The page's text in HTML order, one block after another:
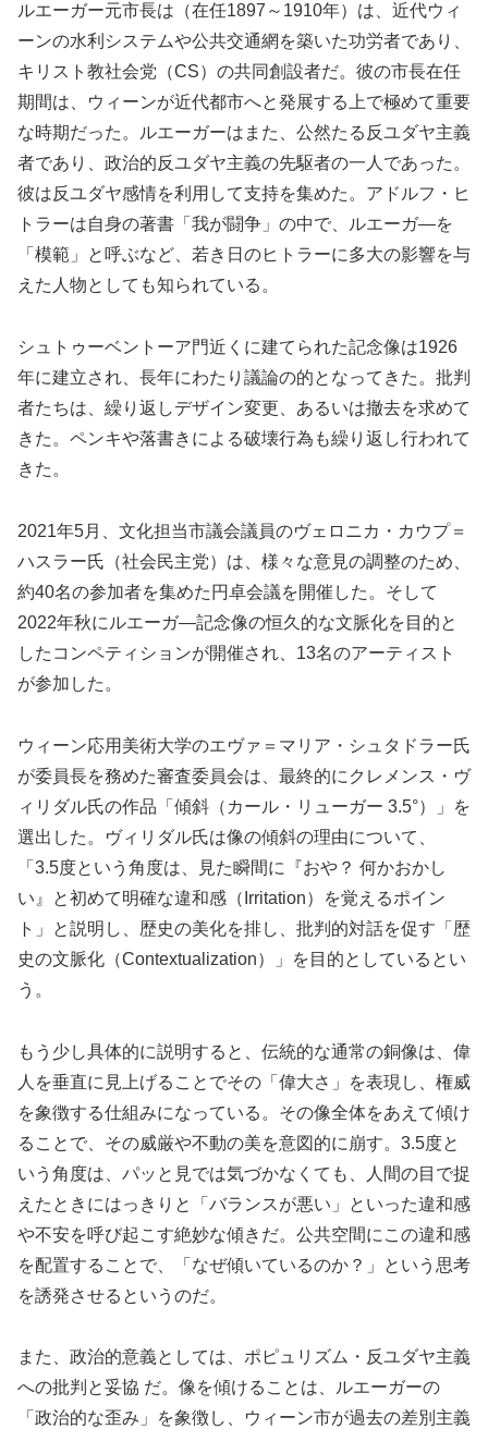
ルエーガー元市長は（在任1897～1910年）は、近代ウィ
ーンの水利システムや公共交通網を築いた功労者であり、
キリスト教社会党（CS）の共同創設者だ。彼の市長在任
期間は、ウィーンが近代都市へと発展する上で極めて重要
な時期だった。ルエーガーはまた、公然たる反ユダヤ主義
者であり、政治的反ユダヤ主義の先駆者の一人であった。
彼は反ユダヤ感情を利用して支持を集めた。アドルフ・ヒ
トラーは自身の著書「我が闘争」の中で、ルエーガ―を
「模範」と呼ぶなど、若き日のヒトラーに多大の影響を与
えた人物としても知られている。
シュトゥーベントーア門近くに建てられた記念像は1926
年に建立され、長年にわたり議論の的となってきた。批判
者たちは、繰り返しデザイン変更、あるいは撤去を求めて
きた。ペンキや落書きによる破壊行為も繰り返し行われて
きた。
2021年5月、文化担当市議会議員のヴェロニカ・カウプ＝
ハスラー氏（社会民主党）は、様々な意見の調整のため、
約40名の参加者を集めた円卓会議を開催した。そして
2022年秋にルエーガ―記念像の恒久的な文脈化を目的と
したコンペティションが開催され、13名のアーティスト
が参加した。
ウィーン応用美術大学のエヴァ＝マリア・シュタドラー氏
が委員長を務めた審査委員会は、最終的にクレメンス・ヴ
ィリダル氏の作品「傾斜（カール・リューガー 3.5°）」を
選出した。ヴィリダル氏は像の傾斜の理由について、
「3.5度という角度は、見た瞬間に『おや？ 何かおかし
い』と初めて明確な違和感（Irritation）を覚えるポイン
ト」と説明し、歴史の美化を排し、批判的対話を促す「歴
史の文脈化（Contextualization）」を目的としているとい
う。
もう少し具体的に説明すると、伝統的な通常の銅像は、偉
人を垂直に見上げることでその「偉大さ」を表現し、権威
を象徴する仕組みになっている。その像全体をあえて傾け
ることで、その威厳や不動の美を意図的に崩す。3.5度と
いう角度は、パッと見では気づかなくても、人間の目で捉
えたときにはっきりと「バランスが悪い」といった違和感
や不安を呼び起こす絶妙な傾きだ。公共空間にこの違和感
を配置することで、「なぜ傾いているのか？」という思考
を誘発させるというのだ。
また、政治的意義としては、ポピュリズム・反ユダヤ主義
への批判と妥協 だ。像を傾けることは、ルエーガーの
「政治的な歪み」を象徴し、ウィーン市が過去の差別主義